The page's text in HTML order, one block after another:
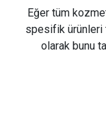
Eğer tüm
spesifik ürünleri
olarak bunu